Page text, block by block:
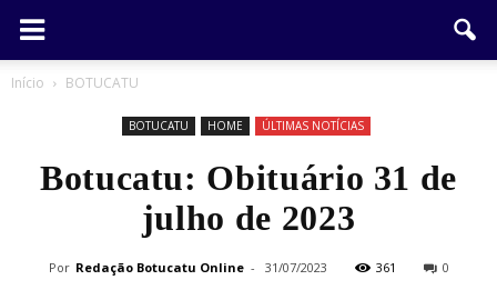
Início BOTUCATU
BOTUCATU HOME ÚLTIMAS NOTÍCIAS
Botucatu: Obituário 31 de
julho de 2023
Por Redação Botucatu Online - 31/07/2023 361 0